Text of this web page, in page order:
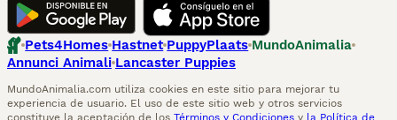
Pets4Homes Hastnet PuppyPlaats MundoAnimalia
Annunci Animali Lancaster Puppies
MundoAnimalia.com utiliza cookies en este sitio para mejorar tu
experiencia de usuario. El uso de este sitio web y otros servicios